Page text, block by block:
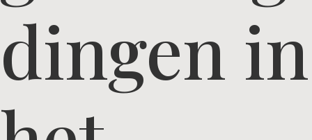
dingen in